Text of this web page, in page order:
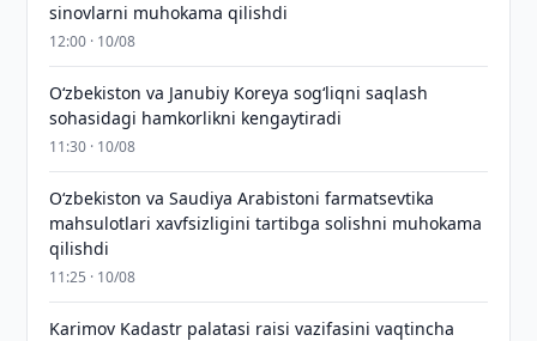
sinovlarni muhokama qilishdi
12:00 · 10/08
Oʻzbekiston va Janubiy Koreya sogʻliqni saqlash
sohasidagi hamkorlikni kengaytiradi
11:30 · 10/08
Oʻzbekiston va Saudiya Arabistoni farmatsevtika
mahsulotlari xavfsizligini tartibga solishni muhokama
qilishdi
11:25 · 10/08
Karimov Kadastr palatasi raisi vazifasini vaqtincha